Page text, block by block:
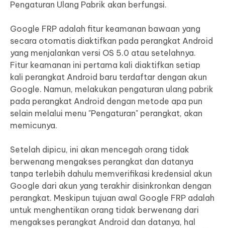
Pengaturan Ulang Pabrik akan berfungsi.
Google FRP adalah fitur keamanan bawaan yang
secara otomatis diaktifkan pada perangkat Android
yang menjalankan versi OS 5.0 atau setelahnya.
Fitur keamanan ini pertama kali diaktifkan setiap
kali perangkat Android baru terdaftar dengan akun
Google. Namun, melakukan pengaturan ulang pabrik
pada perangkat Android dengan metode apa pun
selain melalui menu "Pengaturan" perangkat, akan
memicunya.
Setelah dipicu, ini akan mencegah orang tidak
berwenang mengakses perangkat dan datanya
tanpa terlebih dahulu memverifikasi kredensial akun
Google dari akun yang terakhir disinkronkan dengan
perangkat. Meskipun tujuan awal Google FRP adalah
untuk menghentikan orang tidak berwenang dari
mengakses perangkat Android dan datanya, hal